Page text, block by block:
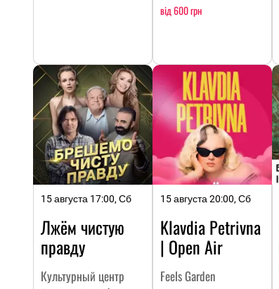
від 600 грн
15 августа 17:00, Сб
Лжём чистую
правду
Культурный центр
15 августа 20:00, Сб
Klavdia Petrivna
| Open Air
Feels Garden